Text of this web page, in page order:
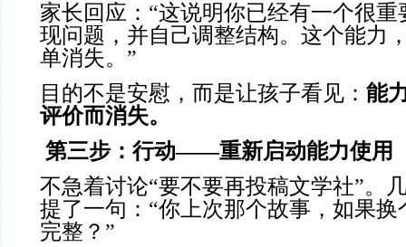
家长回应：“这说明你已经有一个很
现问题，并自己调整结构。这个能力
单消失。”
目的不是安慰，而是让孩子看见： 能
评价而消失。
第三步：行动——重新启动能力使用
不急着讨论“要不要再投稿文学社”。
提了一句：“你上次那个故事，如果
完整？”